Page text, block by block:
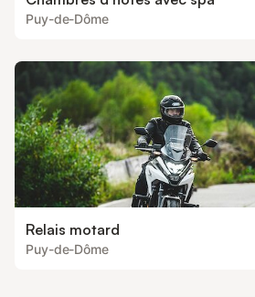
Puy-de-Dôme
Relais motard
Puy-de-Dôme